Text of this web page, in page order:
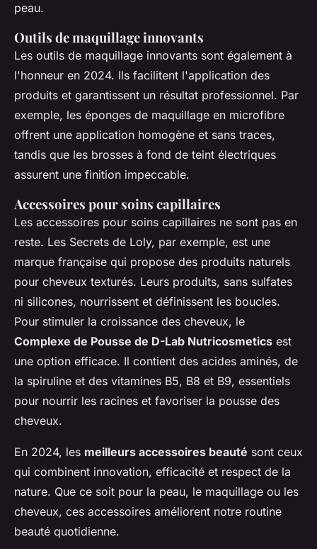
peau.
Outils de maquillage innovants
Les outils de maquillage innovants sont également à
l'honneur en 2024. Ils facilitent l'application des
produits et garantissent un résultat professionnel. Par
exemple, les éponges de maquillage en microfibre
offrent une application homogène et sans traces,
tandis que les brosses à fond de teint électriques
assurent une finition impeccable.
Accessoires pour soins capillaires
Les accessoires pour soins capillaires ne sont pas en
reste. Les Secrets de Loly, par exemple, est une
marque française qui propose des produits naturels
pour cheveux texturés. Leurs produits, sans sulfates
ni silicones, nourrissent et définissent les boucles.
Pour stimuler la croissance des cheveux, le
Complexe de Pousse de D-Lab Nutricosmetics est
une option efficace. Il contient des acides aminés, de
la spiruline et des vitamines B5, B8 et B9, essentiels
pour nourrir les racines et favoriser la pousse des
cheveux.
En 2024, les meilleurs accessoires beauté sont ceux
qui combinent innovation, efficacité et respect de la
nature. Que ce soit pour la peau, le maquillage ou les
cheveux, ces accessoires améliorent notre routine
beauté quotidienne.